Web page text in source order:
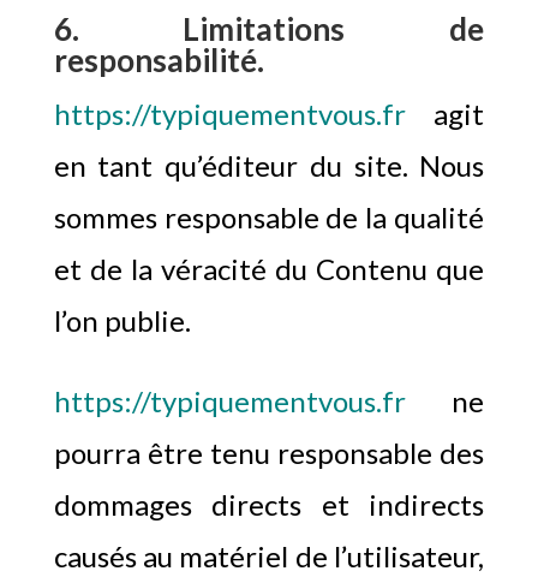
6. Limitations de
responsabilité.
https://typiquementvous.fragit
en tant qu’éditeur du site. Nous
sommes responsable de la qualité
et de la véracité du Contenu que
l’on publie.
https://typiquementvous.frne
pourra être tenu responsable des
dommages directs et indirects
causés au matériel de l’utilisateur,